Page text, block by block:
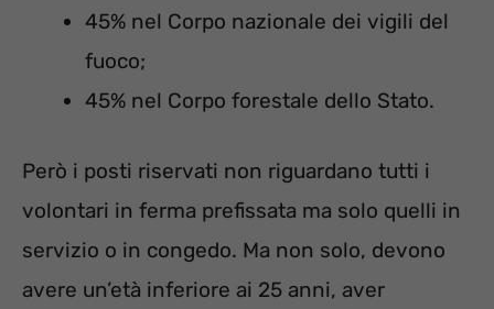
45% nel Corpo nazionale dei vigili del
fuoco;
45% nel Corpo forestale dello Stato.
Però i posti riservati non riguardano tutti i
volontari in ferma prefissata ma solo quelli in
servizio o in congedo. Ma non solo, devono
avere un’età inferiore ai 25 anni, aver